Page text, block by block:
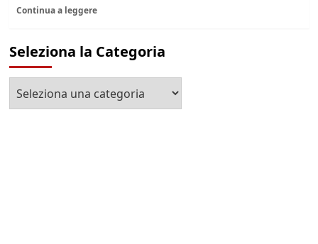
Continua a leggere
Seleziona la Categoria
la